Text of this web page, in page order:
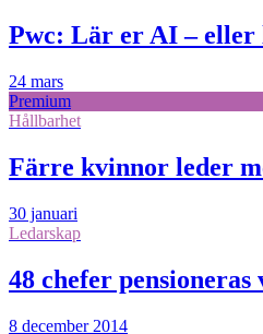
Pwc: Lär er AI – eller
24 mars
Premium
Hållbarhet
Färre kvinnor leder
30 januari
Ledarskap
48 chefer
8 december 2014